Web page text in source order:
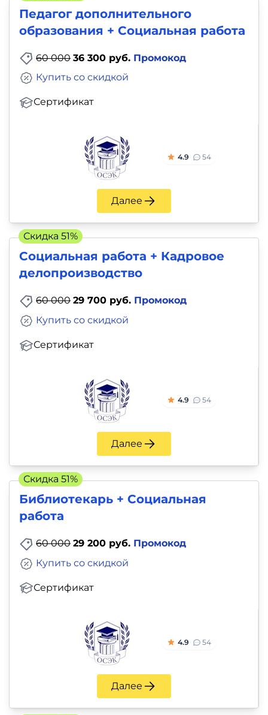
Педагог дополнительного
образования + Социальная работа
60 000 36 300 руб. Промокод
Сертификат
Купить со скидкой
4.9 54
Далее
Социальная работа + Кадровое
делопроизводство
60 000 29 700 руб. Промокод
Сертификат
Купить со скидкой
4.9 54
Далее
Скидка 51%
Библиотекарь + Социальная
работа
60 000 29 200 руб. Промокод
Сертификат
Купить со скидкой
4.9 54
Далее
Скидка 51%